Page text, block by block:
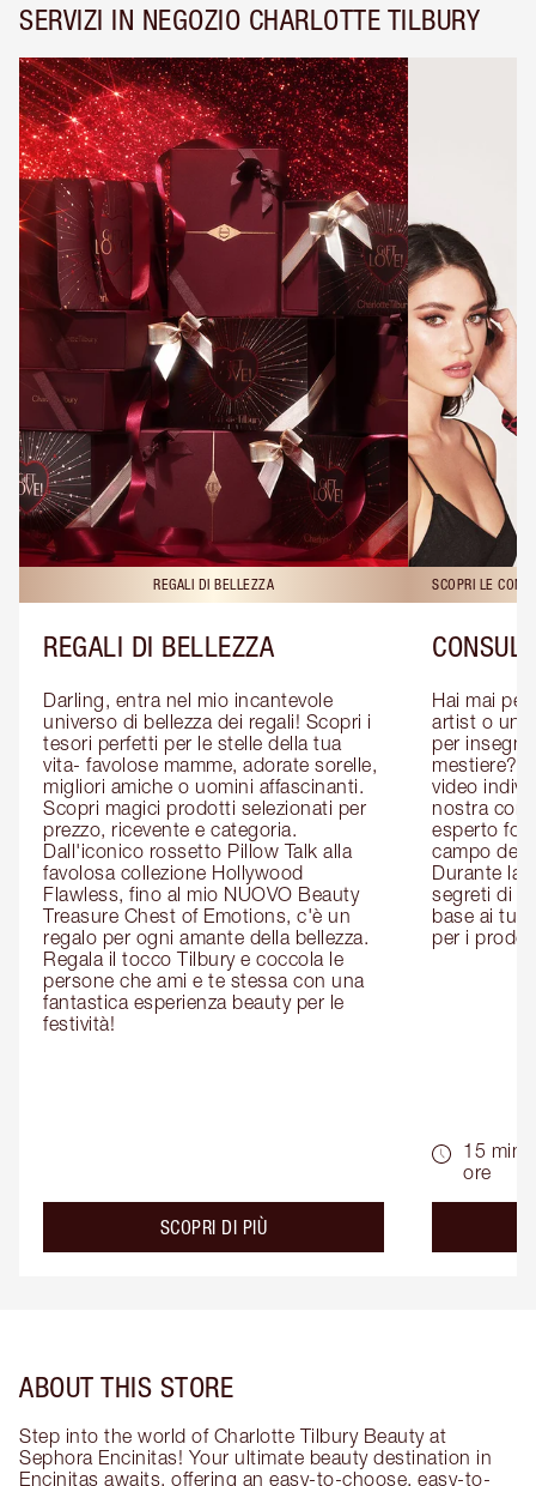
SERVIZI IN NEGOZIO CHARLOTTE TILBURY
REGALI DI BELLEZZA
REGALI DI BELLEZZA
Darling, entra nel mio incantevole
universo di bellezza dei regali! Scopri i
tesori perfetti per le stelle della tua
vita- favolose mamme, adorate sorelle,
migliori amiche o uomini affascinanti.
Scopri magici prodotti selezionati per
prezzo, ricevente e categoria.
Dall'iconico rossetto Pillow Talk alla
favolosa collezione Hollywood
Flawless, fino al mio NUOVO Beauty
Treasure Chest of Emotions, c'è un
regalo per ogni amante della bellezza.
Regala il tocco Tilbury e coccola le
persone che ami e te stessa con una
fantastica esperienza beauty per le
festività!
SCOPRI DI PIÙabout the
SCOPRI LE
Hai mai
artist o un
per
mestiere?
video
nostra
esperto
campo del
Durante la
segreti di
base ai
per i
15 min
ore
ABOUT THIS STORE
Step into the world of Charlotte Tilbury Beauty at
Sephora Encinitas! Your ultimate beauty destination in
Encinitas awaits, offering an easy-to-choose, easy-to-